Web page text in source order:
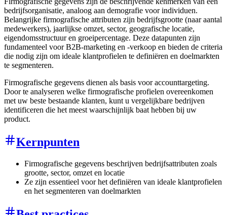
bedrijfsorganisatie, analoog aan demografie voor individuen.
Belangrijke firmografische attributen zijn bedrijfsgrootte (naar aantal
medewerkers), jaarlijkse omzet, sector, geografische locatie,
eigendomsstructuur en groeipercentage. Deze datapunten zijn
fundamenteel voor B2B-marketing en -verkoop en bieden de criteria
die nodig zijn om ideale klantprofielen te definiëren en doelmarkten
te segmenteren.
Firmografische gegevens dienen als basis voor accounttargeting.
Door te analyseren welke firmografische profielen overeenkomen
met uw beste bestaande klanten, kunt u vergelijkbare bedrijven
identificeren die het meest waarschijnlijk baat hebben bij uw
product.
Kernpunten
Firmografische gegevens beschrijven bedrijfsattributen zoals
grootte, sector, omzet en locatie
Ze zijn essentieel voor het definiëren van ideale klantprofielen
en het segmenteren van doelmarkten